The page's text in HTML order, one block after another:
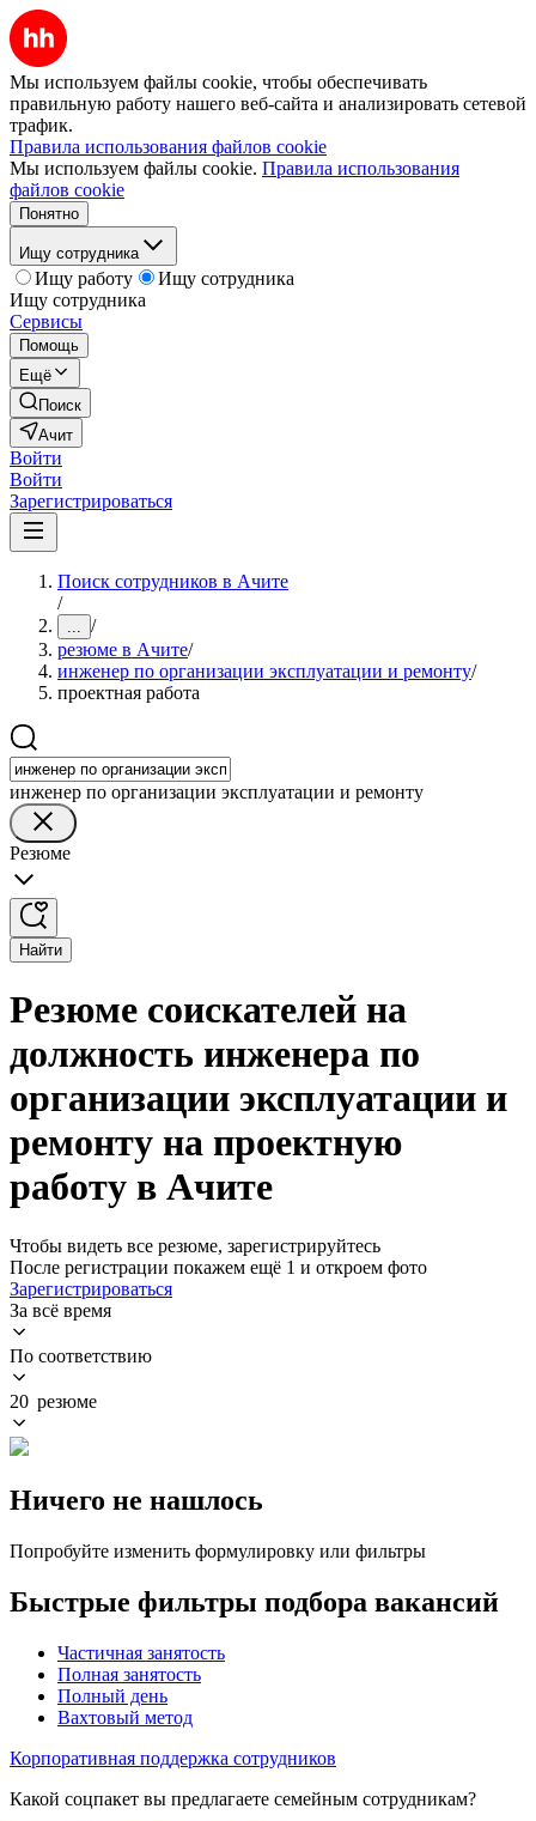
Мы используем файлы cookie, чтобы обеспечивать
правильную работу нашего веб-сайта и анализировать сетевой
трафик.
Правила использования файлов cookie
Мы используем файлы cookie. Правила использования
файлов cookie
Понятно
Ищу сотрудника
Ищу работу
Ищу сотрудника
Ищу сотрудника
Сервисы
Помощь
Ещё
Поиск
Ачит
Войти
Войти
Зарегистрироваться
Поиск сотрудников в Ачите
/
... /
резюме в Ачите/
инженер по организации эксплуатации и ремонту/
проектная работа
инженер по организации эксплуатации и ремонту
Резюме
Найти
Резюме соискателей на
должность инженера по
организации эксплуатации и
ремонту на проектную
работу в Ачите
Чтобы видеть все резюме, зарегистрируйтесь
После регистрации покажем ещё 1 и откроем фото
Зарегистрироваться
За всё время
По соответствию
20 резюме
Ничего не нашлось
Попробуйте изменить формулировку или фильтры
Быстрые фильтры подбора вакансий
Частичная занятость
Полная занятость
Полный день
Вахтовый метод
Корпоративная поддержка сотрудников
Какой соцпакет вы предлагаете семейным сотрудникам?